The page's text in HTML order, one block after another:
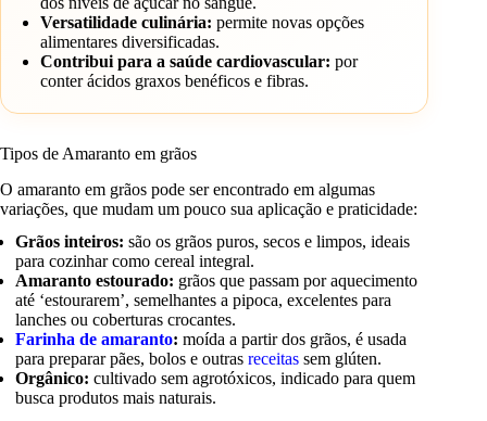
Versatilidade culinária: permite novas opções
alimentares diversificadas.
Contribui para a saúde cardiovascular: por
conter ácidos graxos benéficos e fibras.
Tipos de Amaranto em grãos
O amaranto em grãos pode ser encontrado em algumas
variações, que mudam um pouco sua aplicação e praticidade:
Grãos inteiros: são os grãos puros, secos e limpos, ideais
para cozinhar como cereal integral.
Amaranto estourado: grãos que passam por aquecimento
até ‘estourarem’, semelhantes a pipoca, excelentes para
lanches ou coberturas crocantes.
Farinha de amaranto: moída a partir dos grãos, é usada
para preparar pães, bolos e outrasreceitas sem glúten.
Orgânico: cultivado sem agrotóxicos, indicado para quem
busca produtos mais naturais.